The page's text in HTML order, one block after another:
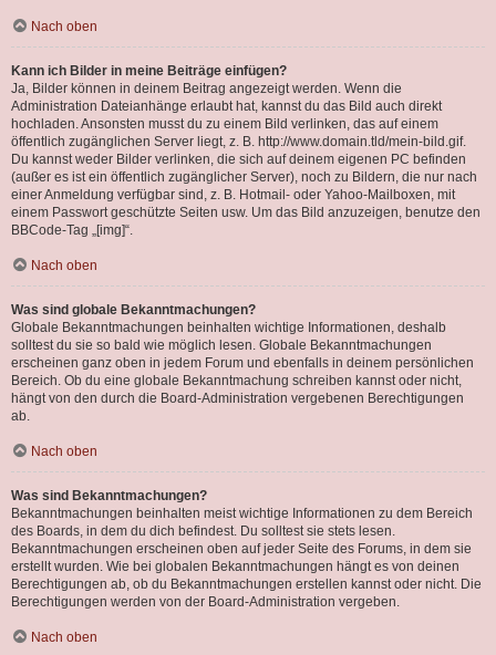
Nach oben
Kann ich Bilder in meine Beiträge einfügen?
Ja, Bilder können in deinem Beitrag angezeigt werden. Wenn die
Administration Dateianhänge erlaubt hat, kannst du das Bild auch direkt
hochladen. Ansonsten musst du zu einem Bild verlinken, das auf einem
öffentlich zugänglichen Server liegt, z. B. http://www.domain.tld/mein-bild.gif.
Du kannst weder Bilder verlinken, die sich auf deinem eigenen PC befinden
(außer es ist ein öffentlich zugänglicher Server), noch zu Bildern, die nur nach
einer Anmeldung verfügbar sind, z. B. Hotmail- oder Yahoo-Mailboxen, mit
einem Passwort geschützte Seiten usw. Um das Bild anzuzeigen, benutze den
BBCode-Tag „[img]“.
Nach oben
Was sind globale Bekanntmachungen?
Globale Bekanntmachungen beinhalten wichtige Informationen, deshalb
solltest du sie so bald wie möglich lesen. Globale Bekanntmachungen
erscheinen ganz oben in jedem Forum und ebenfalls in deinem persönlichen
Bereich. Ob du eine globale Bekanntmachung schreiben kannst oder nicht,
hängt von den durch die Board-Administration vergebenen Berechtigungen
ab.
Nach oben
Was sind Bekanntmachungen?
Bekanntmachungen beinhalten meist wichtige Informationen zu dem Bereich
des Boards, in dem du dich befindest. Du solltest sie stets lesen.
Bekanntmachungen erscheinen oben auf jeder Seite des Forums, in dem sie
erstellt wurden. Wie bei globalen Bekanntmachungen hängt es von deinen
Berechtigungen ab, ob du Bekanntmachungen erstellen kannst oder nicht. Die
Berechtigungen werden von der Board-Administration vergeben.
Nach oben